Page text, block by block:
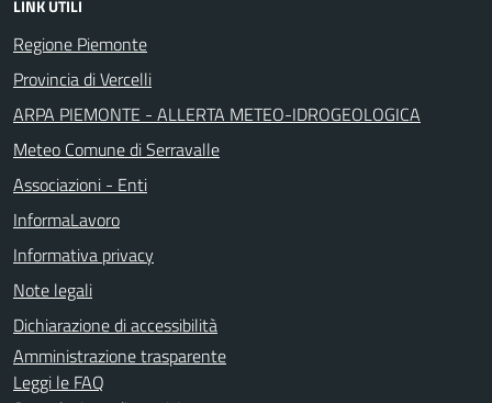
LINK UTILI
Regione Piemonte
Provincia di Vercelli
ARPA PIEMONTE - ALLERTA METEO-IDROGEOLOGICA
Meteo Comune di Serravalle
Associazioni - Enti
InformaLavoro
Informativa privacy
Note legali
Dichiarazione di accessibilità
Amministrazione trasparente
Leggi le FAQ